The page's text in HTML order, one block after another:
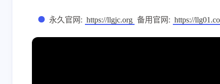
永久官网: https://llgjc.org 备用官网: https://